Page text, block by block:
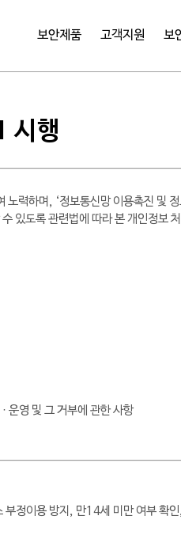
보안제품 고객지원 보
시행
력하며, ‘정보통신망 이용촉진 및
있도록 관련법에 따라 본 개인정보
운영 및 그 거부에 관한 사항
정이용 방지, 만14세 미만 여부